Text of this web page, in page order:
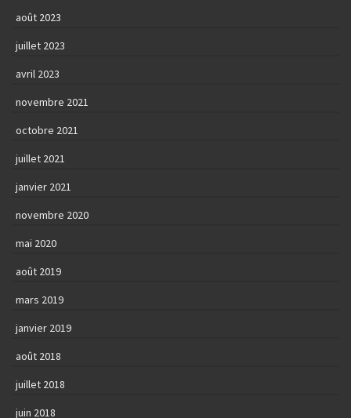
août 2023
juillet 2023
avril 2023
novembre 2021
octobre 2021
juillet 2021
janvier 2021
novembre 2020
mai 2020
août 2019
mars 2019
janvier 2019
août 2018
juillet 2018
juin 2018